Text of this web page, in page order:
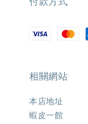
相關網站
本店地址
蝦皮一館